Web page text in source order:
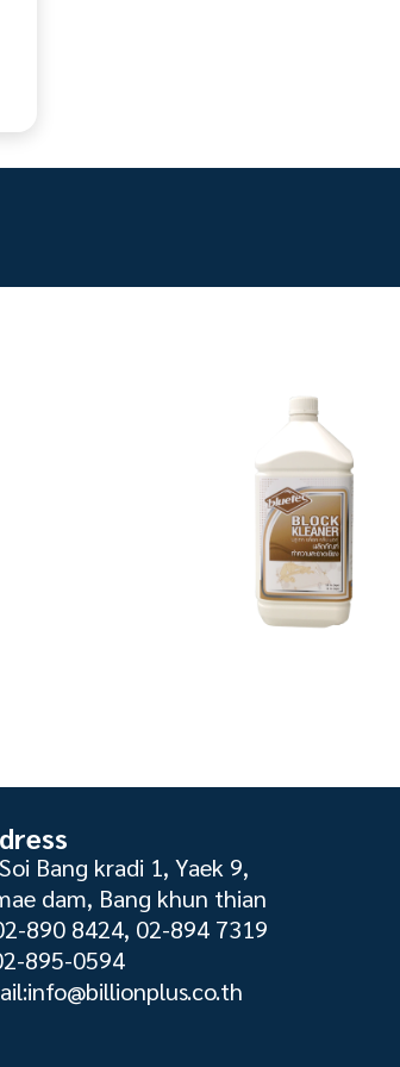
Bang kradi 1, Yaek 9,
dam, Bang khun thian
890 8424, 02-894 7319
895-0594